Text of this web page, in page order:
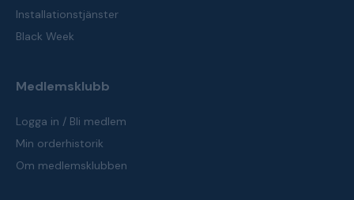
Installationstjänster
Black Week
Medlemsklubb
Logga in / Bli medlem
Min orderhistorik
Om medlemsklubben